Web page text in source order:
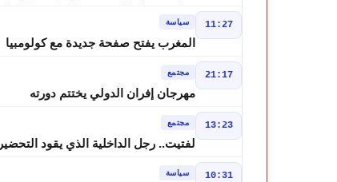
11:27 سياسة
المغرب يفتح صفحة جديدة مع كولومبيا
21:17 مجتمع
مهرجان إفران الدولي يختتم دورته
تخطف الأضواء
13:23 مجتمع
لفتيت.. رجل الداخلية الذي يقود التحضير
10:31 سياسة